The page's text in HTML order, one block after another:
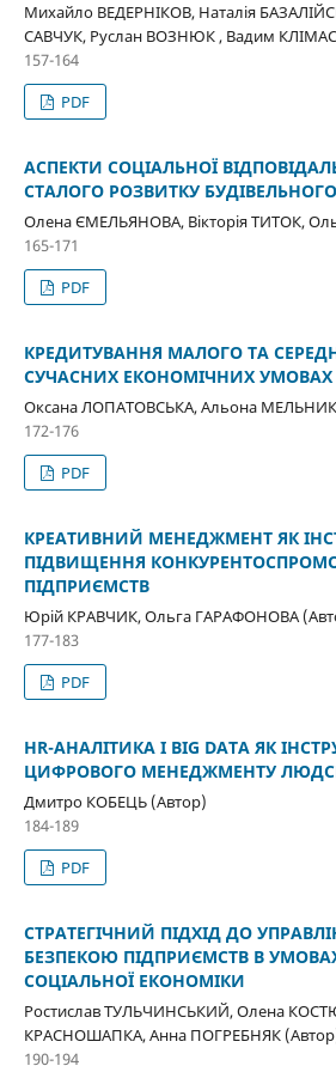
Михайло ВЕДЕРНІКОВ, Наталія
САВЧУК, Руслан ВОЗНЮК , Вадим
157-164
PDF
АСПЕКТИ СОЦІАЛЬНОЇ
СТАЛОГО РОЗВИТКУ
Олена ЄМЕЛЬЯНОВА, Вікторія ТИТОК,
165-171
PDF
КРЕДИТУВАННЯ МАЛОГО ТА
СУЧАСНИХ ЕКОНОМІЧНИХ УМОВАХ
Оксана ЛОПАТОВСЬКА, Альона
172-176
PDF
КРЕАТИВНИЙ МЕНЕДЖМЕНТ ЯК
ПІДВИЩЕННЯ
ПІДПРИЄМСТВ
Юрій КРАВЧИК, Ольга ГАРАФОНОВА
177-183
PDF
HR-АНАЛІТИКА І BIG DATA ЯК
ЦИФРОВОГО МЕНЕДЖМЕНТУ
Дмитро КОБЕЦЬ (Автор)
184-189
PDF
СТРАТЕГІЧНИЙ ПІДХІД ДО
БЕЗПЕКОЮ ПІДПРИЄМСТВ В
СОЦІАЛЬНОЇ ЕКОНОМІКИ
Ростислав ТУЛЬЧИНСЬКИЙ, Олена
КРАСНОШАПКА, Анна ПОГРЕБНЯК
190-194